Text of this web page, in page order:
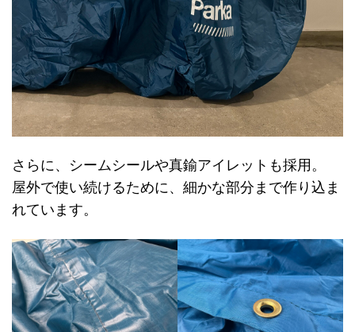
さらに、シームシールや真鍮アイレットも採用。
屋外で使い続けるために、細かな部分まで作り込ま
れています。